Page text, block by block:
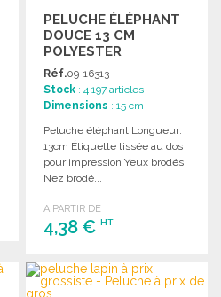
PELUCHE ÉLÉPHANT
DOUCE 13 CM
POLYESTER
Réf.09-16313
Stock : 4 197 articles
Dimensions : 15 cm
Peluche éléphant Longueur:
13cm Étiquette tissée au dos
pour impression Yeux brodés
Nez brodé...
A PARTIR DE
4,38 €HT
COMMANDER